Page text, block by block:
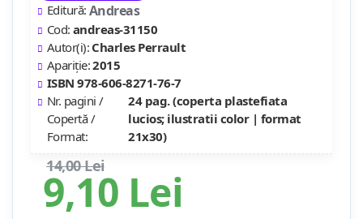
9,10 Lei
14,00 Lei
Editură: Andreas
Cod: andreas-31150
Autor(i): Charles Perrault
Apariție:2015
ISBN 978-606-8271-76-7
Nr. pagini /
Copertă /
Format:
24 pag. (coperta plastefiata
lucios; ilustratii color | format
21x30)